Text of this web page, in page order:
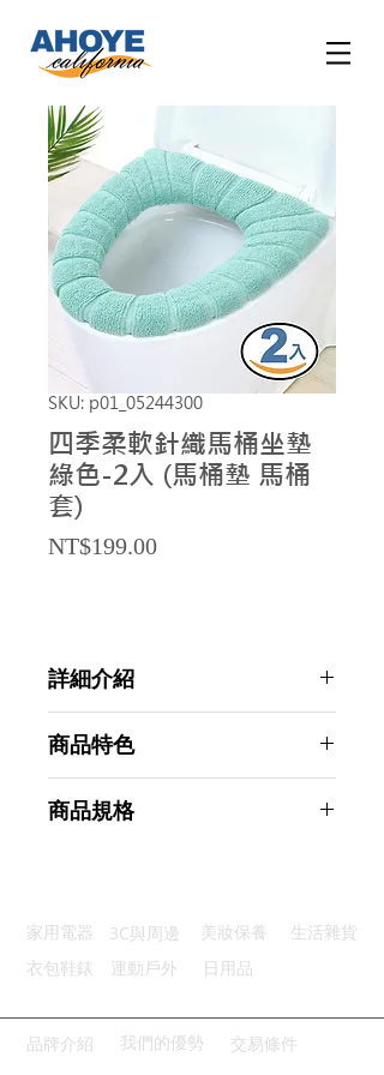
SKU: p01_05244300
四季柔軟針織馬桶坐墊
綠色-2入 (馬桶墊 馬桶
套)
NT$199.00Price
詳細介紹
商品特色
健康衛生：拆洗方便乾淨預防細菌
商品規格
主要材質：聚酯纖維
商品尺寸：30*30*1.5cm
產地名稱：中國大陸
代理商：亞桓有限公司
家用電器 3C與周邊 美妝保養
生活雜貨
衣包鞋錶
運動戶外 日用品
品牌介紹 我們的優勢 交易條件